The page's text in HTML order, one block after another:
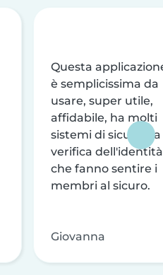
Questa
è semplicissima da
usare, super utile,
affidabile, ha molti
sistemi di sicurezza
verifica dell'identità
che fanno sentire i
membri al sicuro.
Giovanna